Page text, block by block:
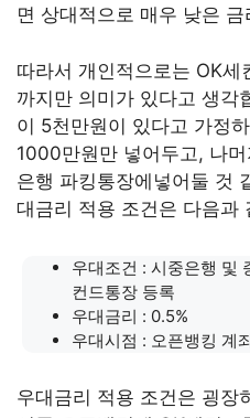
면 상대적으로 매우 낮은
따라서 개인적으로는 OK
까지만 의미가 있다고 생각
이 5천만원이 있다고 가정
1000만원만 넣어두고, 나
은행 파킹통장에넣어둘 것
대금리 적용 조건은 다음과
우대조건 : 시중은행 및
컨드통장 등록
우대금리 : 0.5%
우대시점 : 오픈뱅킹 계
우대금리 적용 조건은 굉장